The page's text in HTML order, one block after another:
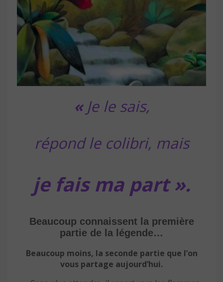
« Je le sais,
répond le colibri, mais
je fais ma part ».
Beaucoup connaissent la première
partie de la légende…
Beaucoup moins, la seconde partie que l’on
vous partage aujourd’hui.